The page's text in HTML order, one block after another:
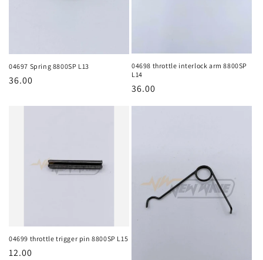
04697 Spring 8800SP L13
ราคา
36.00
04698 throttle interlock arm 8800SP
L14
ราคา
ปกติ
36.00
04699 throttle trigger pin 8800SP L15
ราคา
12.00